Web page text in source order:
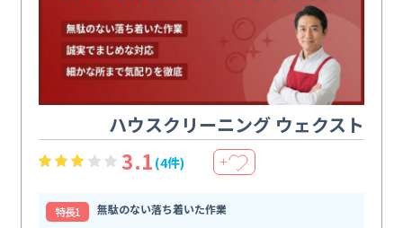
ハウスクリーニング ウェクスト
3.1 (4件) ＋
特⻑1
無駄のない落ち着いた作業